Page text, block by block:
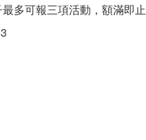
多可報三項活動，額滿即止